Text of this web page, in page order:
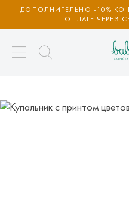
ДОПОЛНИТЕЛЬНО -10% КО
ОПЛАТЕ ЧЕРЕЗ